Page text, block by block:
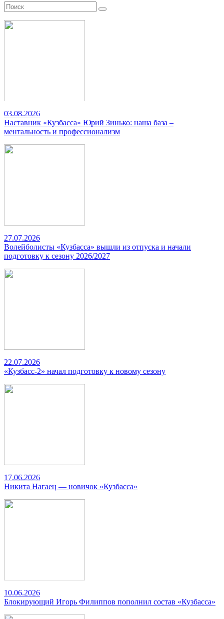
03.08.2026
Наставник «Кузбасса» Юрий Зинько: наша база –
ментальность и профессионализм
27.07.2026
Волейболисты «Кузбасса» вышли из отпуска и начали
подготовку к сезону 2026/2027
22.07.2026
«Кузбасс-2» начал подготовку к новому сезону
17.06.2026
Никита Нагаец — новичок «Кузбасса»
10.06.2026
Блокирующий Игорь Филиппов пополнил состав «Кузбасса»